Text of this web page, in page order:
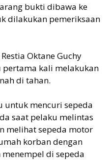
bukti dibawa ke
dilakukan pemeriksaan
Oktane Guchy
kali melakukan
di tahan.
untuk mencuri sepeda
saat pelaku melintas
melihat sepeda motor
korban dengan
di sepeda